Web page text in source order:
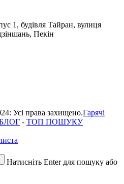
1, будівля Тайран, вулиця
Пекін
Усі права захищено.Гарячі
- ТОП ПОШУКУ
Натисніть Enter для пошуку або